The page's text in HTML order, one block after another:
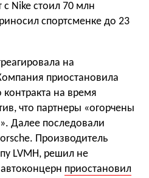
с Nike стоил 70 млн
спортсменке до 23
на
приостановила
контракта на время
что партнеры «огорчены
Далее последовали
Производитель
LVMH, решил не
приостановил